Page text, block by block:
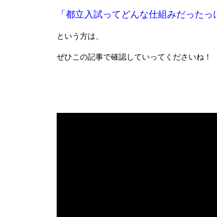
「都立入試ってどんな仕組みだったっ
という方は、
ぜひこの記事で確認していってくださいね！